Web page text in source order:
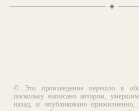
✦
© Это произведение перешло в
поскольку написано автором,
назад, и опубликовано